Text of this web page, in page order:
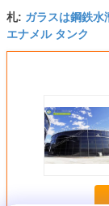
札: ガラスは鋼鉄水
エナメル タンク